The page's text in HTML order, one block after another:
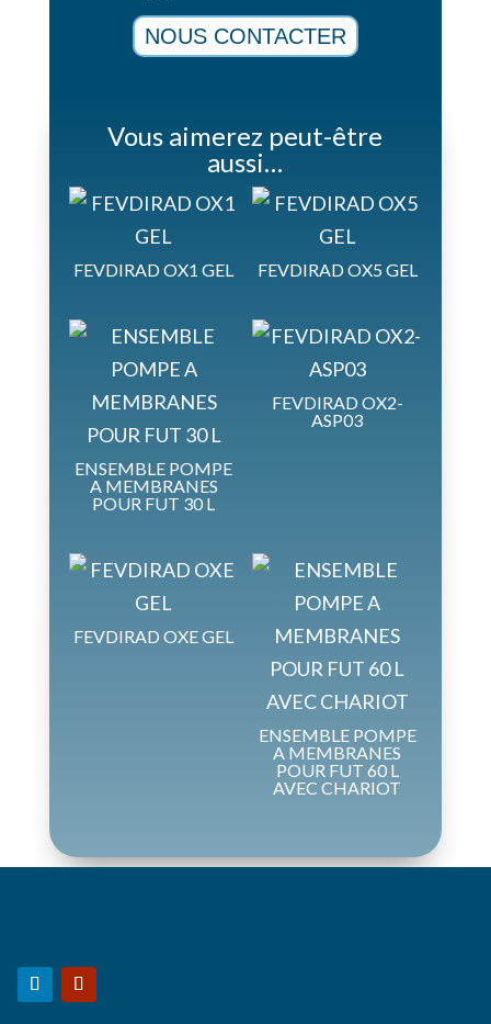
NOUS CONTACTER
Vous aimerez peut-être
aussi…
FEVDIRAD OX1 GEL FEVDIRAD OX5 GEL
ENSEMBLE POMPE
A MEMBRANES
POUR FUT 30 L
FEVDIRAD OX2-
ASP03
FEVDIRAD OXE GEL
ENSEMBLE POMPE
A MEMBRANES
POUR FUT 60 L
AVEC CHARIOT